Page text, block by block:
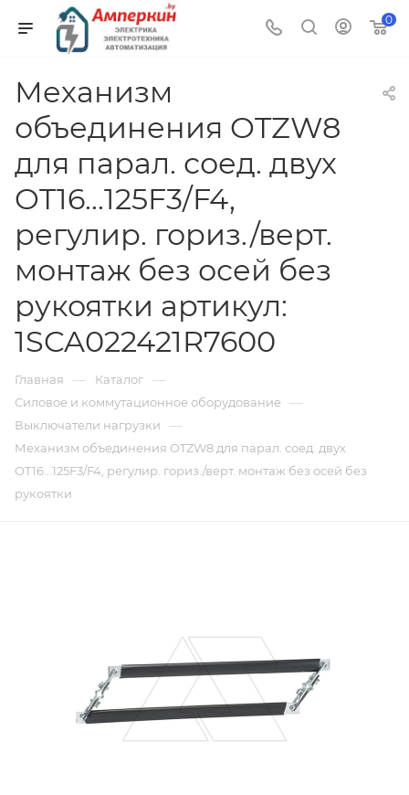
0
Механизм
объединения OTZW8
для парал. соед. двух
OT16...125F3/F4,
регулир. гориз./верт.
монтаж без осей без
рукоятки артикул:
1SCA022421R7600
Главная — Каталог —
Силовое и коммутационное оборудование —
Выключатели нагрузки —
Механизм объединения OTZW8 для парал. соед. двух
OT16...125F3/F4, регулир. гориз./верт. монтаж без осей без
рукоятки